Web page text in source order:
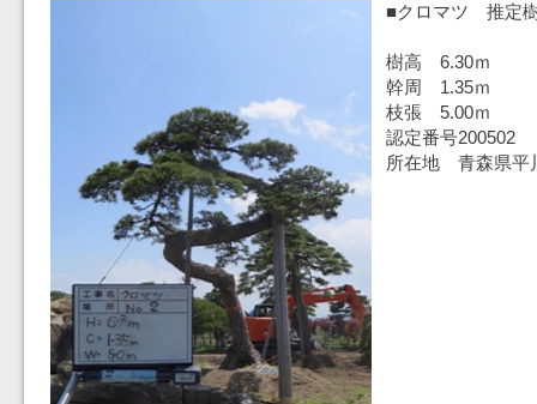
■クロマツ 推定
樹高 6.30ｍ
幹周 1.35ｍ
枝張 5.00ｍ
認定番号200502
所在地 青森県平